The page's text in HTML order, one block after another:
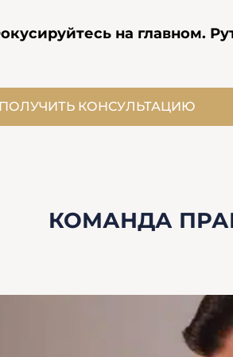
на главном.
КОНСУЛЬТАЦИЮ
КОМАНДА